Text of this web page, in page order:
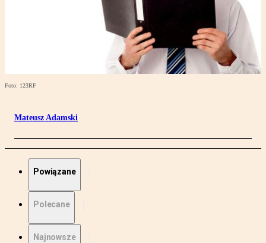
Foto: 123RF
Mateusz Adamski
Powiązane
Polecane
Najnowsze